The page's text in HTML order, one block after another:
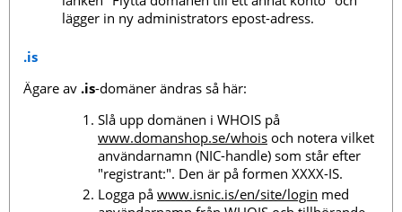
lägger in ny administrators epost-adress.
.is
Ägare av .is-domäner ändras så här:
Slå upp domänen i WHOIS på
www.domanshop.se/whois och notera vilket
användarnamn (NIC-handle) som står efter
"registrant:". Den är på formen XXXX-IS.
Logga på www.isnic.is/en/site/login med